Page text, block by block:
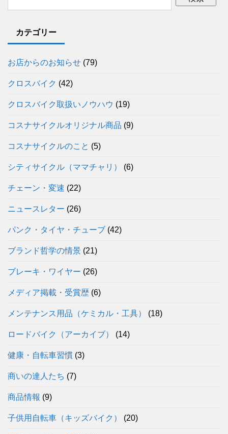
カテゴリー
お店からのお知らせ (79)
クロスバイク (42)
クロスバイク取扱いノウハウ (19)
コスナサイクルオリジナル商品 (9)
コスナサイクルのこと (5)
シティサイクル（ママチャリ） (6)
チェーン・変速 (22)
ニュースレター (26)
パンク・タイヤ・チューブ (42)
ブランド哲学の情景 (21)
ブレーキ・ワイヤー (26)
メディア掲載・受賞歴 (6)
メンテナンス用品（ケミカル・工具） (18)
ロードバイク（アーカイブ） (14)
健康・自転車習慣 (3)
商いの達人たち (7)
商品情報 (9)
子供用自転車（キッズバイク） (20)